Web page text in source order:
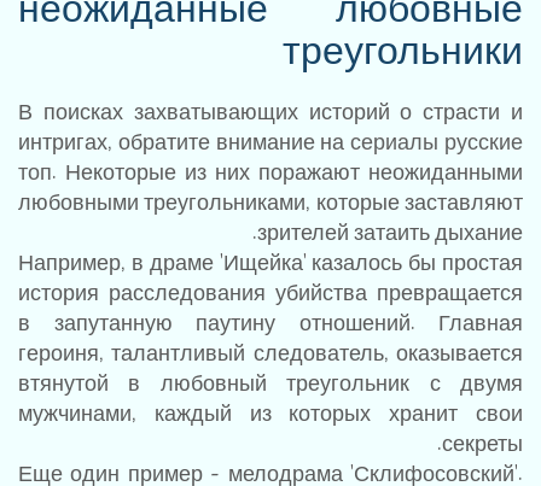
неожиданные любовные
треугольники
В поисках захватывающих историй о страсти и
интригах, обратите внимание насериалы русские
топ. Некоторые из них поражают неожиданными
любовными треугольниками, которые заставляют
зрителей затаить дыхание.
Например, в драме 'Ищейка' казалось бы простая
история расследования убийства превращается
в запутанную паутину отношений. Главная
героиня, талантливый следователь, оказывается
втянутой в любовный треугольник с двумя
мужчинами, каждый из которых хранит свои
секреты.
Еще один пример - мелодрама 'Склифосовский'.